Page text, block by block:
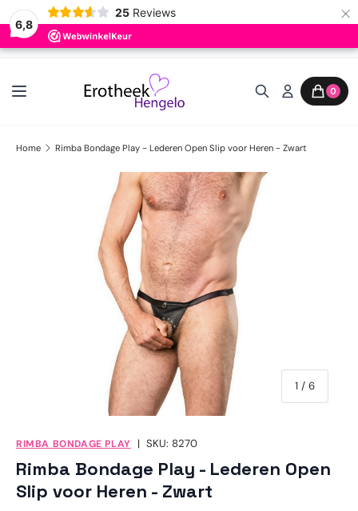
6,8
25 Reviews ×
Ga naar inhoud
0
Home Rimba Bondage Play - Lederen Open Slip voor Heren - Zwart
Ga direct naar productinformatie
1 / van
6
RIMBA BONDAGE PLAY | SKU: 8270
Rimba Bondage Play - Lederen Open
Slip voor Heren - Zwart